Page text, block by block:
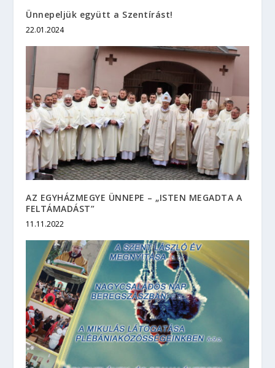
Ünnepeljük együtt a Szentírást!
22.01.2024
AZ EGYHÁZMEGYE ÜNNEPE – „ISTEN MEGADTA A
FELTÁMADÁST”
11.11.2022